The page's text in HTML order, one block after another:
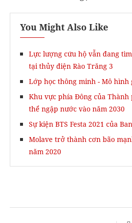
You Might Also Like
Lực lượng cứu hộ vẫn đang
tại thủy điện Rào Trăng 3
Lớp học thông minh - Mô hình
Khu vực phía Đông của Thành
thể ngập nước vào năm 2030
Sự kiện BTS Festa 2021 của
Molave ​​trở thành cơn bão
năm 2020